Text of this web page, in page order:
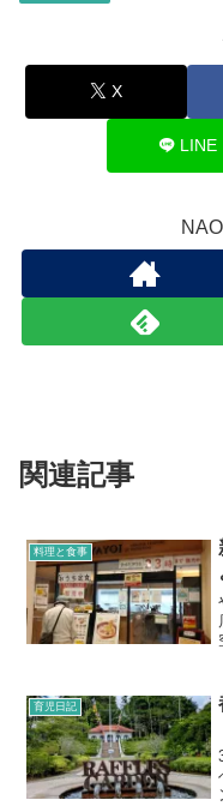
X
LINE
関連記事
料理と食事
育児日記